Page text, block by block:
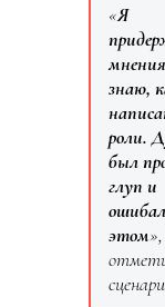
«Я
знаю,
роли.
был
глуп и
этом